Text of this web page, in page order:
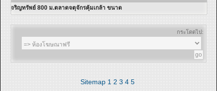
เจริญทรัพย์ 800 ม.ตลาดจตุจักรคุ้มเกล้า ขนาด
กระโดดไป:
Sitemap 1 2 3 4 5